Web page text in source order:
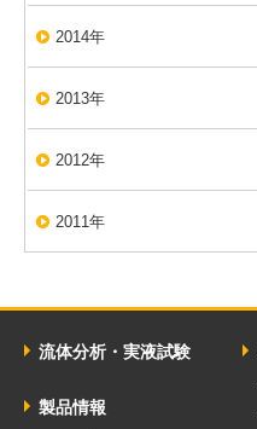
2014年
2013年
2012年
2011年
流体分析・実液試験
製品情報